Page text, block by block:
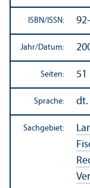
ISBN/ ISSN:
Jahr/Datum:
Seiten: 51
Sprache: dt.
Sachgebiet: